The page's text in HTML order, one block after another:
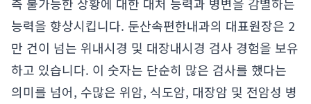
능력을 향상시킵니다. 둔산속편한내과의 대표원장은 2
만 건이 넘는 위내시경 및 대장내시경 검사 경험을 보유
하고 있습니다. 이 숫자는 단순히 많은 검사를 했다는
의미를 넘어, 수많은 위암, 식도암, 대장암 및 전암성 병